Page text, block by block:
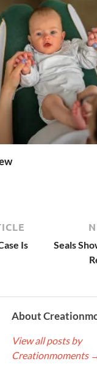
Is
Seals
About
View all posts by
Creationmoments